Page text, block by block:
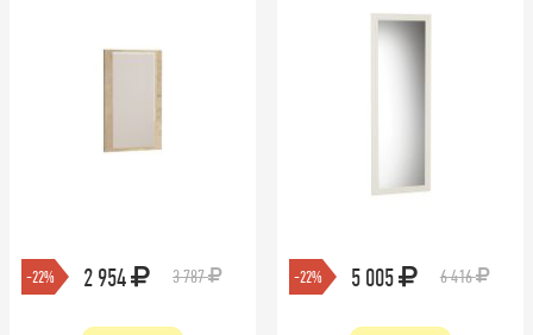
-22% 2 954 3 787 -22% 5 005 6 416